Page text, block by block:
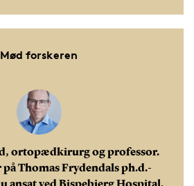
Mød forskeren
ortopædkirurg og professor.
Thomas Frydendals ph.d.-